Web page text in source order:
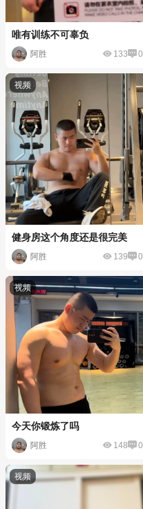
唯有训练不可辜负
阿胜 133 0
健身房这个角度还是很完美
阿胜 139 0
今天你锻炼了吗
阿胜 148 0